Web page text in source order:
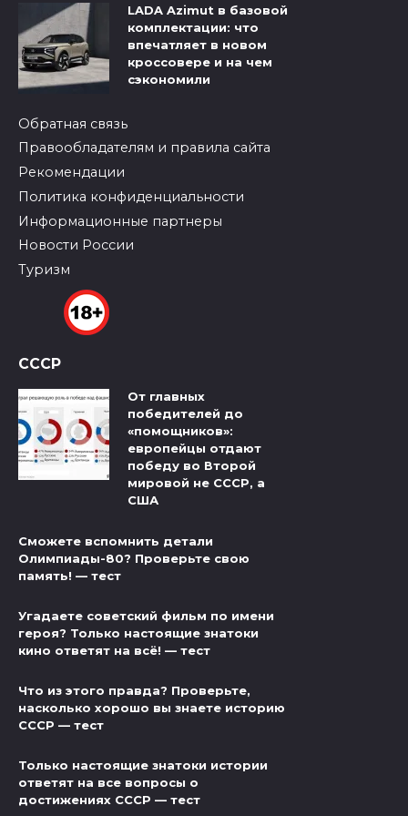
LADA Azimut в базовой
комплектации: что
впечатляет в новом
кроссовере и на чем
сэкономили
Обратная связь
Правообладателям и правила сайта
Рекомендации
Политика конфиденциальности
Информационные партнеры
Новости России
Туризм
СССР
От главных
победителей до
«помощников»:
европейцы отдают
победу во Второй
мировой не СССР, а
США
Сможете вспомнить детали
Олимпиады-80? Проверьте свою
память! — тест
Угадаете советский фильм по имени
героя? Только настоящие знатоки
кино ответят на всё! — тест
Что из этого правда? Проверьте,
насколько хорошо вы знаете историю
СССР — тест
Только настоящие знатоки истории
ответят на все вопросы о
достижениях СССР — тест